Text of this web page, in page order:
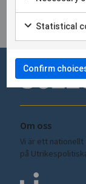
Se alla
Om oss
Vi är ett
på
Statistical
Confirm